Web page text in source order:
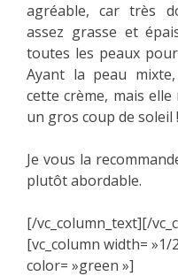
agréable, car très
assez grasse et
toutes les peaux
Ayant la peau
cette crème, mais elle
un gros coup de soleil !
Je vous la
plutôt abordable.
[/vc_column_text][/
[vc_column width= »1/
color= »green »]